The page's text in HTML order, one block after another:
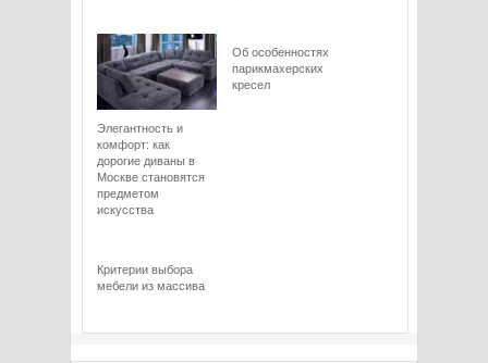
Элегантность и
комфорт: как
дорогие диваны в
Москве становятся
предметом
искусства
Об особенностях
парикмахерских
кресел
Критерии выбора
мебели из массива